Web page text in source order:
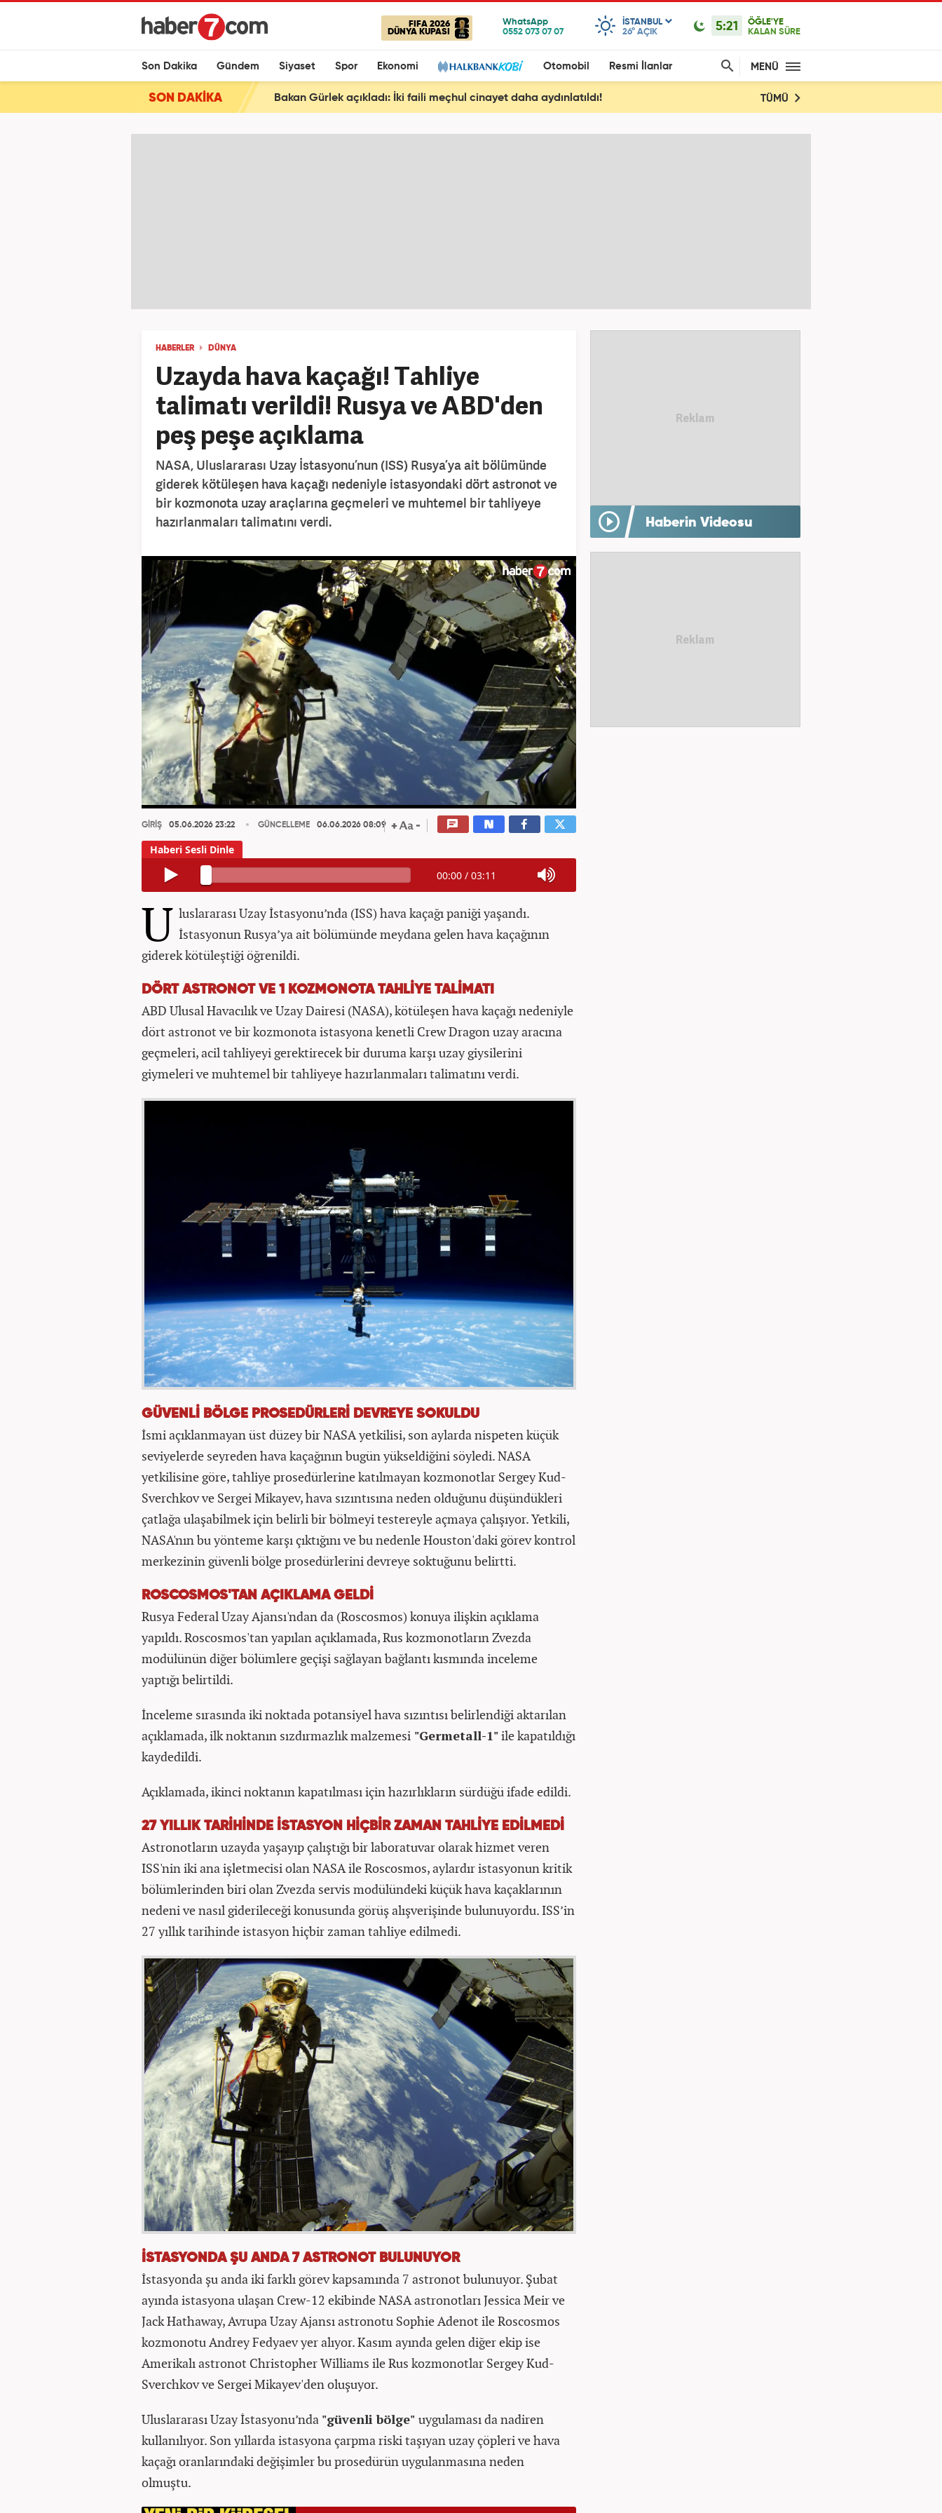
FIFA 2026
DÜNYA KUPASI
ISTANBUL
26° AÇIK 5:21
ÖĞLE'YE
KALAN SÜRE
Son Dakika Gündem Siyaset Spor Ekonomi Otomobil Resmi İlanlar MENÜ
SON DAKİKA Bakan Gürlek açıkladı: İki faili meçhul cinayet daha aydınlatıldı! TÜMÜ
HABERLER DÜNYA
Uzayda hava kaçağı! Tahliye
talimatı verildi! Rusya ve ABD'den
peş peşe açıklama
NASA, Uluslararası Uzay İstasyonu’nun (ISS) Rusya’ya ait bölümünde
giderek kötüleşen hava kaçağı nedeniyle istasyondaki dört astronot ve
bir kozmonota uzay araçlarına geçmeleri ve muhtemel bir tahliyeye
hazırlanmaları talimatını verdi.
GİRİŞ 05.06.2026 23:22 GÜNCELLEME 06.06.2026 08:09
00:00 / 03:11
U luslararası Uzay İstasyonu’nda (ISS) hava kaçağı paniği yaşandı.
İstasyonun Rusya’ya ait bölümünde meydana gelen hava kaçağının
giderek kötüleştiği öğrenildi.
DÖRT ASTRONOT VE 1 KOZMONOTA TAHLİYE TALİMATI
ABD Ulusal Havacılık ve Uzay Dairesi (NASA), kötüleşen hava kaçağı nedeniyle
dört astronot ve bir kozmonota istasyona kenetli Crew Dragon uzay aracına
geçmeleri, acil tahliyeyi gerektirecek bir duruma karşı uzay giysilerini
giymeleri ve muhtemel bir tahliyeye hazırlanmaları talimatını verdi.
GÜVENLİ BÖLGE PROSEDÜRLERİ DEVREYE SOKULDU
İsmi açıklanmayan üst düzey bir NASA yetkilisi, son aylarda nispeten küçük
seviyelerde seyreden hava kaçağının bugün yükseldiğini söyledi. NASA
yetkilisine göre, tahliye prosedürlerine katılmayan kozmonotlar Sergey Kud-
Sverchkov ve Sergei Mikayev, hava sızıntısına neden olduğunu düşündükleri
çatlağa ulaşabilmek için belirli bir bölmeyi testereyle açmaya çalışıyor. Yetkili,
NASA'nın bu yönteme karşı çıktığını ve bu nedenle Houston'daki görev kontrol
merkezinin güvenli bölge prosedürlerini devreye soktuğunu belirtti.
ROSCOSMOS'TAN AÇIKLAMA GELDİ
Rusya Federal Uzay Ajansı'ndan da (Roscosmos) konuya ilişkin açıklama
yapıldı. Roscosmos'tan yapılan açıklamada, Rus kozmonotların Zvezda
modülünün diğer bölümlere geçişi sağlayan bağlantı kısmında inceleme
yaptığı belirtildi.
İnceleme sırasında iki noktada potansiyel hava sızıntısı belirlendiği aktarılan
açıklamada, ilk noktanın sızdırmazlık malzemesi "Germetall-1"ile kapatıldığı
kaydedildi.
Açıklamada, ikinci noktanın kapatılması için hazırlıkların sürdüğü ifade edildi.
27 YILLIK TARİHİNDE İSTASYON HİÇBİR ZAMAN TAHLİYE EDİLMEDİ
Astronotların uzayda yaşayıp çalıştığı bir laboratuvar olarak hizmet veren
ISS'nin iki ana işletmecisi olan NASA ile Roscosmos, aylardır istasyonun kritik
bölümlerinden biri olan Zvezda servis modülündeki küçük hava kaçaklarının
nedeni ve nasıl giderileceği konusunda görüş alışverişinde bulunuyordu. ISS’in
27 yıllık tarihinde istasyon hiçbir zaman tahliye edilmedi.
İSTASYONDA ŞU ANDA 7 ASTRONOT BULUNUYOR
İstasyonda şu anda iki farklı görev kapsamında 7 astronot bulunuyor. Şubat
ayında istasyona ulaşan Crew-12 ekibinde NASA astronotları Jessica Meir ve
Jack Hathaway, Avrupa Uzay Ajansı astronotu Sophie Adenot ile Roscosmos
kozmonotu Andrey Fedyaev yer alıyor. Kasım ayında gelen diğer ekip ise
Amerikalı astronot Christopher Williams ile Rus kozmonotlar Sergey Kud-
Sverchkov ve Sergei Mikayev'den oluşuyor.
Uluslararası Uzay İstasyonu’nda "güvenli bölge" uygulaması da nadiren
kullanılıyor. Son yıllarda istasyona çarpma riski taşıyan uzay çöpleri ve hava
kaçağı oranlarındaki değişimler bu prosedürün uygulanmasına neden
olmuştu.
Haberin Videosu